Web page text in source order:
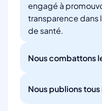
engagé à
transparence dans
de santé.
Nous combattons
Nous publions tous